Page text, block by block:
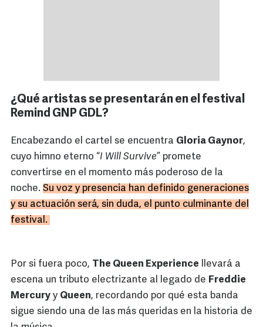
¿Qué artistas se presentarán en el festival
Remind GNP GDL?
Encabezando el cartel se encuentra Gloria Gaynor,
cuyo himno eterno “I Will Survive” promete
convertirse en el momento más poderoso de la
noche. Su voz y presencia han definido generaciones
y su actuación será, sin duda, el punto culminante del
festival.
Por si fuera poco, The Queen Experience llevará a
escena un tributo electrizante al legado de Freddie
Mercury y Queen, recordando por qué esta banda
sigue siendo una de las más queridas en la historia de